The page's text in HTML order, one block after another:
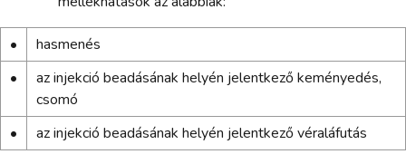
•
hasmenés
•
az injekció beadásának helyén jelentkező keményedés,
csomó
•
az injekció beadásának helyén jelentkező véraláfutás